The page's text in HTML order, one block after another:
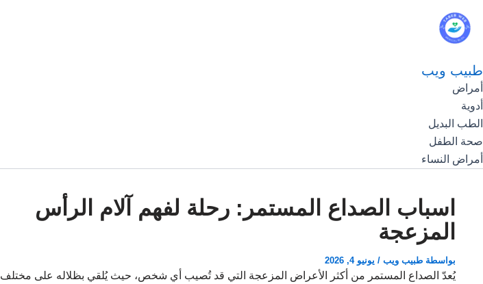
طبيب ويب
أمراض
أدوية
الطب البديل
صحة الطفل
أمراض النساء
اسباب الصداع المستمر: رحلة لفهم آلام الرأس
المزعجة
بواسطة طبيب ويب / يونيو 4, 2026
يُعدّ الصداع المستمر من أكثر الأعراض المزعجة التي قد تُصيب أي شخص، حيث يُلقي بظلاله على مختلف